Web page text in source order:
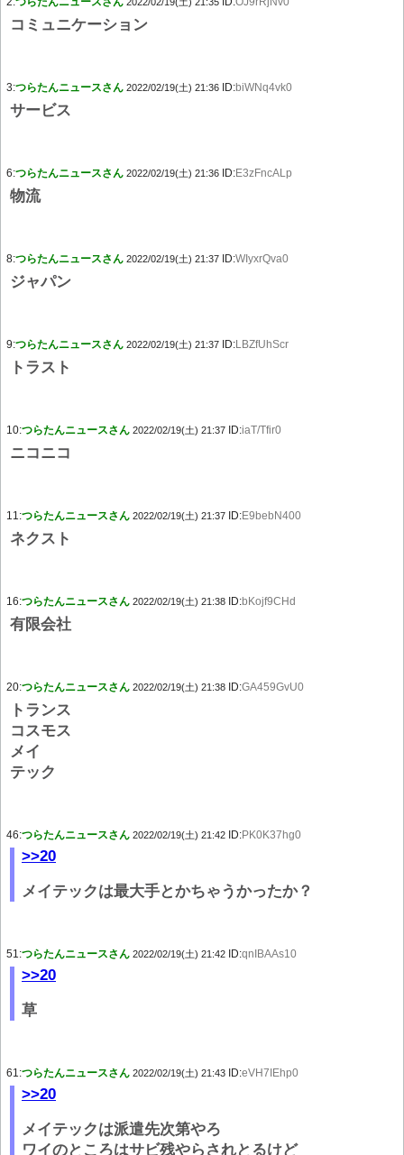
コミュニケーション
3:つらたんニュースさん 2022/02/19(土) 21:36 ID:biWNq4vk0
サービス
6:つらたんニュースさん 2022/02/19(土) 21:36 ID:E3zFncALp
物流
8:つらたんニュースさん 2022/02/19(土) 21:37 ID:WIyxrQva0
ジャパン
9:つらたんニュースさん 2022/02/19(土) 21:37 ID:LBZfUhScr
トラスト
10:つらたんニュースさん 2022/02/19(土) 21:37 ID:iaT/Tfir0
ニコニコ
11:つらたんニュースさん 2022/02/19(土) 21:37 ID:E9bebN400
ネクスト
16:つらたんニュースさん 2022/02/19(土) 21:38 ID:bKojf9CHd
有限会社
20:つらたんニュースさん 2022/02/19(土) 21:38 ID:GA459GvU0
トランス
コスモス
メイ
テック
46:つらたんニュースさん 2022/02/19(土) 21:42 ID:PK0K37hg0
>>20
メイテックは最大手とかちゃうかったか？
51:つらたんニュースさん 2022/02/19(土) 21:42 ID:qnIBAAs10
>>20
草
61:つらたんニュースさん 2022/02/19(土) 21:43 ID:eVH7IEhp0
>>20
メイテックは派遣先次第やろ
ワイのところはサビ残やらされとるけど